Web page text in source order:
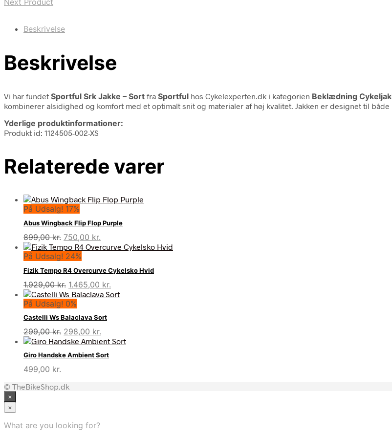
Beskrivelse
Beskrivelse
Vi har fundet Sportful Srk Jakke – Sort fra Sportful hos Cykelexperten.dk i kategorien Beklædning
kombinerer alsidighed og komfort med et optimalt snit og materialer af høj kvalitet. Jakken er designet til
Yderlige produktinformationer:
Produkt id: 1124505-002-XS
Relaterede varer
På Udsalg! 17%
Abus Wingback Flip Flop Purple
899,00kr. Den
oprindelige
pris
var:
899,00 kr..
750,00 kr.
aktuelle
er:
750,00 kr..
På Udsalg! 24%
Fizik Tempo R4 Overcurve Cykelsko Hvid
1.929,00kr. Den
oprindelige
pris
var:
1.929,00 kr..
1.465,00 kr.
aktuelle
På Udsalg! 0%
Castelli Ws Balaclava Sort
299,00kr. Den
oprindelige
pris
var:
298,00 kr.
aktuelle
pris
er:
Giro Handske Ambient Sort
499,00 kr.
© TheBikeShop.dk
×
×
What are you looking for?